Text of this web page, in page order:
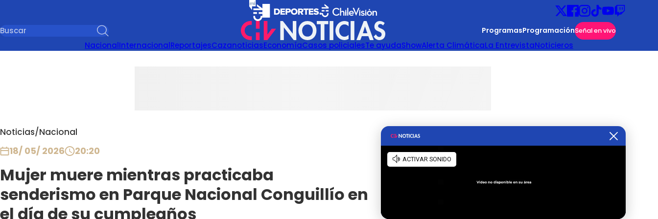
ProgramasProgramaciónSeñal en vivo
NacionalInternacionalReportajesCazanoticiasEconomíaCasos policialesTe ayudaShowAlerta ClimáticaLa EntrevistaNoticieros
Noticias/Nacional
18/ 05/ 2026 20:20
Mujer muere mientras practicaba
senderismo en Parque Nacional Conguillío en
el día de su cumpleaños